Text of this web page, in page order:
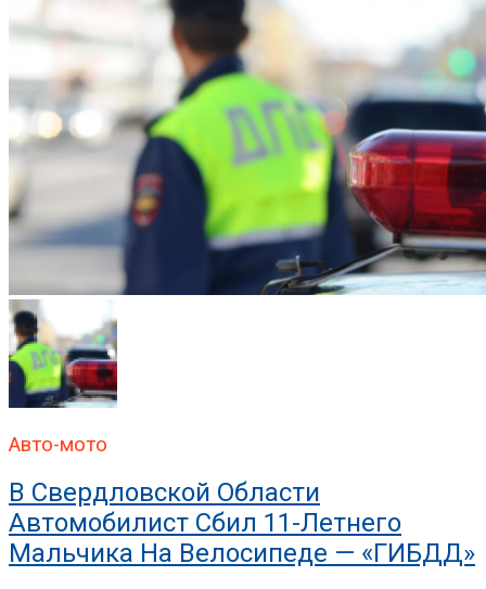
Авто-мото
В Свердловской Области
Автомобилист Сбил 11-Летнего
Мальчика На Велосипеде — «ГИБДД»